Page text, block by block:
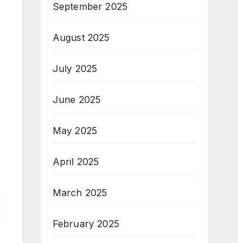
September 2025
August 2025
July 2025
June 2025
May 2025
April 2025
March 2025
February 2025